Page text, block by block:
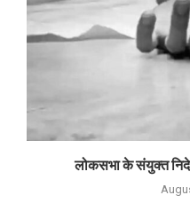
लोकसभा के संयुक्त